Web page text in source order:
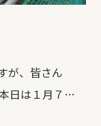
が、皆さん
は１月７